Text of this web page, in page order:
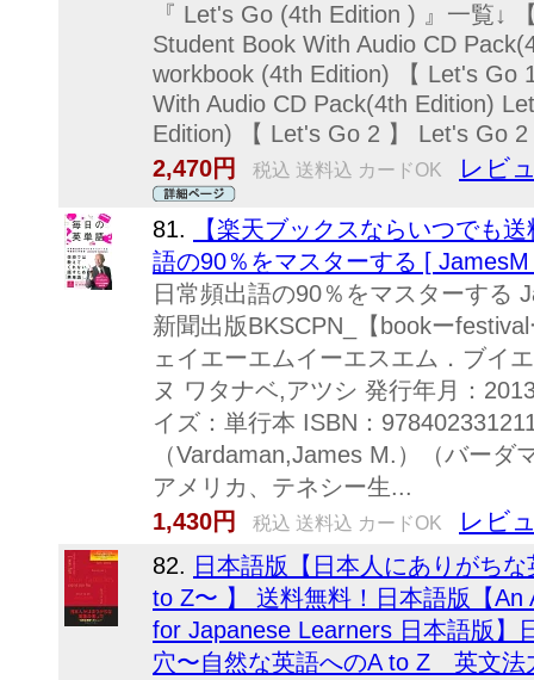
『 Let's Go (4th Edition ) 』一覧↓
Student Book With Audio CD
workbook (4th Edition) 【 Let's Go
With Audio CD Pack(4th Edition)
Edition) 【 Let's Go 2 】 Let's Go
2,470円
税込 送料込 カードOK レビ
81.
【楽天ブックスならいつでも
語の90％をマスターする [
日常頻出語の90％をマスターする
新聞出版BKSCPN_【bookー
ェイエーエムイーエスエム．ブイ
ヌ ワタナベ,アツシ 発行年月：
イズ：単行本 ISBN：
（Vardaman,James M.）（バー
アメリカ、テネシー生...
1,430円
税込 送料込 カードOK レビ
82. 日本語版【日本人にありがち
to Z〜 】 送料無料！日本語版【
for Japanese Learners 日本語版】
穴〜自然な英語へのA to Z 英文法